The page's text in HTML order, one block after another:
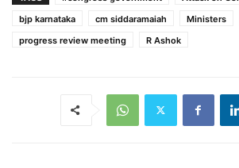
bjp karnataka
cm siddaramaiah Ministers
progress review meeting
R Ashok